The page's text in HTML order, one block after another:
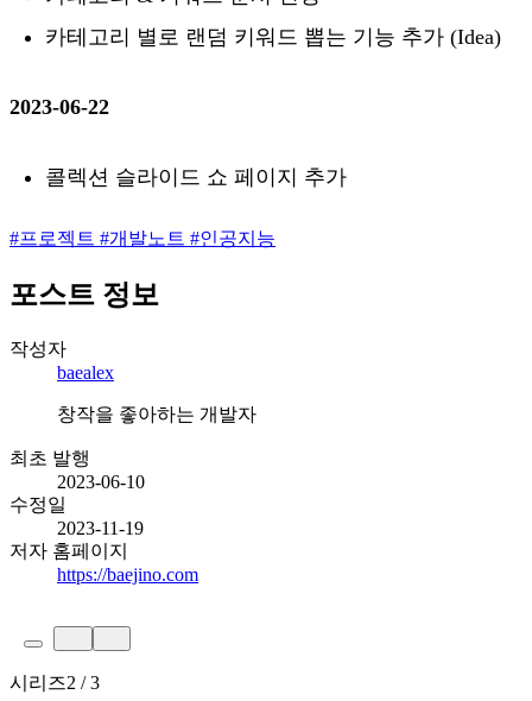
카테고리 별로 랜덤 키워드 뽑는 기능 추가 (Idea)
2023-06-22
콜렉션 슬라이드 쇼 페이지 추가
#프로젝트 #개발노트 #인공지능
포스트 정보
작성자
baealex
창작을 좋아하는 개발자
최초 발행
2023-06-10
수정일
2023-11-19
저자 홈페이지
https://baejino.com
시리즈2 / 3